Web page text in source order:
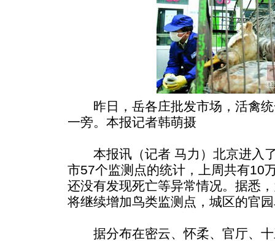
昨日，岳各庄批发市场，活禽统
一旁。本报记者韩萌摄
本报讯（记者 马力）北京进入
市57个监测点的统计，上周共有10
还没有发现死亡等异常情况。据悉
将继续增加鸟类监测点，城区的官
据分布在密云、怀柔、官厅、十